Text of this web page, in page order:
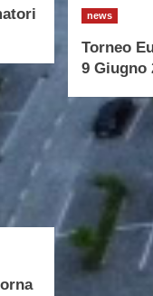
news
Torneo
9 Giugno